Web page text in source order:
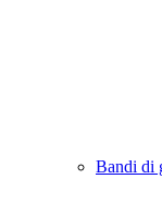
Bandi di